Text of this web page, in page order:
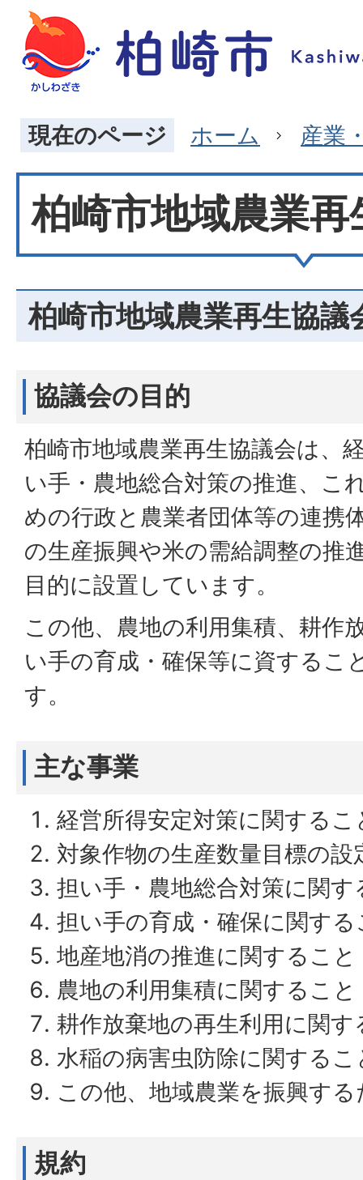
現在のページ ホーム 産業
柏崎市地域農業再
柏崎市地域農業再生協議
協議会の目的
柏崎市地域農業再生協議会は、
い手・農地総合対策の推進、こ
めの行政と農業者団体等の連携
の生産振興や米の需給調整の推
目的に設置しています。
この他、農地の利用集積、耕作
い手の育成・確保等に資するこ
す。
主な事業
経営所得安定対策に関するこ
対象作物の生産数量目標の
担い手・農地総合対策に関す
担い手の育成・確保に関する
地産地消の推進に関すること
農地の利用集積に関すること
耕作放棄地の再生利用に関す
水稲の病害虫防除に関するこ
この他、地域農業を振興す
規約